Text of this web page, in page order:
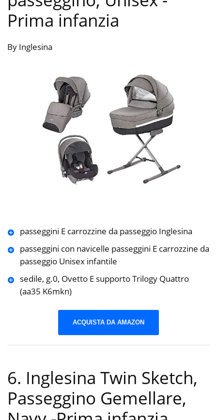
Prima infanzia
By Inglesina
passeggini E carrozzine da passeggio Inglesina
passeggini con navicelle passeggini E carrozzine da
passeggio Unisex infantile
sedile, g.0, Ovetto E supporto Trilogy Quattro
(aa35 K6mkn)
ACQUISTA DA AMAZON
6. Inglesina Twin Sketch,
Passeggino Gemellare,